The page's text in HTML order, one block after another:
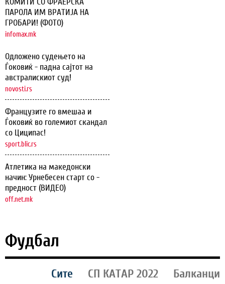
ПАРОЛА ИМ ВРАТИЈА НА
ГРОБАРИ! (ФОТО)
infomax.mk
Одложено судењето на
Ѓоковиќ - падна сајтот на
австралискиот суд!
novosti.rs
Французите го вмешаа и
Ѓоковиќ во големиот скандал
со Циципас!
sport.blic.rs
Атлетика на македонски
начин: Урнебесен старт со -
предност (ВИДЕО)
off.net.mk
Фудбал
Сите СП КАТАР 2022
Балканци